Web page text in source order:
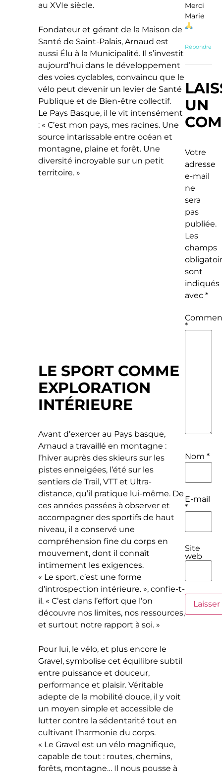
au XVIe siècle.
Fondateur et gérant de la Maison de
Santé de Saint-Palais, Arnaud est
aussi Élu à la Municipalité. Il s’investit
aujourd’hui dans le développement
des voies cyclables, convaincu que le
vélo peut devenir un levier de Santé
Publique et de Bien-être collectif.
Le Pays Basque, il le vit intensément
: « C’est mon pays, mes racines. Une
source intarissable entre océan et
montagne, plaine et forêt. Une
diversité incroyable sur un petit
territoire. »
LE SPORT COMME
EXPLORATION
INTÉRIEURE
Avant d’exercer au Pays basque,
Arnaud a travaillé en montagne :
l’hiver auprès des skieurs sur les
pistes enneigées, l’été sur les
sentiers de Trail, VTT et Ultra-
distance, qu’il pratique lui-même. De
ces années passées à observer et
accompagner des sportifs de haut
niveau, il a conservé une
compréhension fine du corps en
mouvement, dont il connaît
intimement les exigences.
« Le sport, c’est une forme
d’introspection intérieure. », confie-t-
il. « C’est dans l’effort que l’on
découvre nos limites, nos ressources,
et surtout notre rapport à soi. »
Pour lui, le vélo, et plus encore le
Gravel, symbolise cet équilibre subtil
entre puissance et douceur,
performance et plaisir. Véritable
adepte de la mobilité douce, il y voit
un moyen simple et accessible de
lutter contre la sédentarité tout en
cultivant l’harmonie du corps.
« Le Gravel est un vélo magnifique,
capable de tout : routes, chemins,
forêts, montagne… Il nous pousse à
Merci
Marie
Répondre
UN
Votre
adresse
e-mail
ne
sera
pas
publiée.
Les
champs
sont
indiqués
avec*
*
Nom*
E-mail
*
Site
web